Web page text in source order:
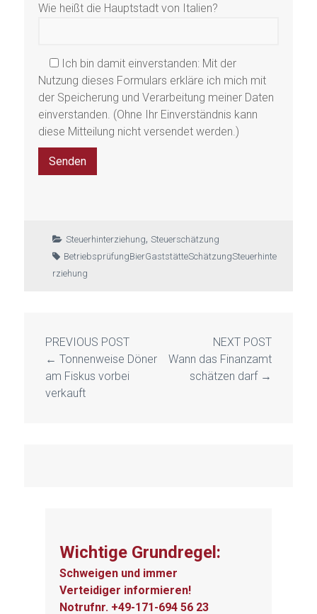
Wie heißt die Hauptstadt von Italien?
Ich bin damit einverstanden: Mit der
Nutzung dieses Formulars erkläre ich mich mit
der Speicherung und Verarbeitung meiner Daten
einverstanden. (Ohne Ihr Einverständnis kann
diese Mitteilung nicht versendet werden.)
Steuerhinterziehung, Steuerschätzung
BetriebsprüfungBierGaststätteSchätzungSteuerhinte
rziehung
PREVIOUS POST
← Tonnenweise Döner
am Fiskus vorbei
verkauft
NEXT POST
Wann das Finanzamt
schätzen darf→
Wichtige Grundregel:
Schweigen und immer
Verteidiger informieren!
Notrufnr. +49-171-694 56 23